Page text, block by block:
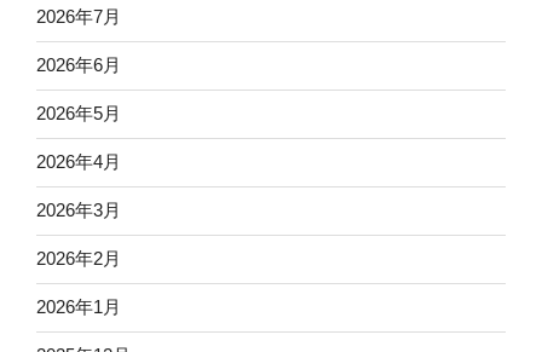
2026年7月
2026年6月
2026年5月
2026年4月
2026年3月
2026年2月
2026年1月